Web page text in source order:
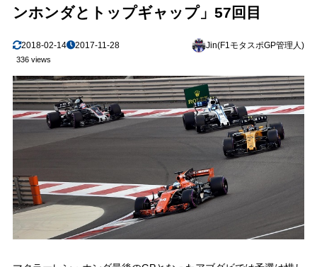
ンホンダとトップギャップ」57回目
2018-02-14 2017-11-28 Jin(F1モタスポGP管理人)
336 views